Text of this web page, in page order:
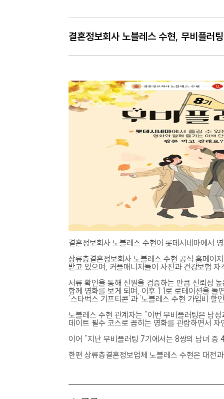
결혼정보회사 노블레스 수현, 무비플러
결혼정보회사 노블레스 수현이 롯데시네마에서
상류층결혼정보회사 노블레스 수현 공식 홈페이
받고 있으며, 커플매니저들이 사진과 건강보험
서류 확인을 통해 신원을 검증하는 만큼 신뢰성
함께 영화를 보게 되며, 이후 1:1로 로테이션을 돌
‘스타벅스 기프티콘’과 ‘노블레스 수현 가입비 할
노블레스 수현 관계자는 “이번 무비플러팅은 남
데이트 필수 코스로 꼽히는 영화를 관람하면서
이어 “지난 무비플러팅 7기에서는 8쌍의 남녀
한편 상류층결혼정보업체 노블레스 수현은 대전